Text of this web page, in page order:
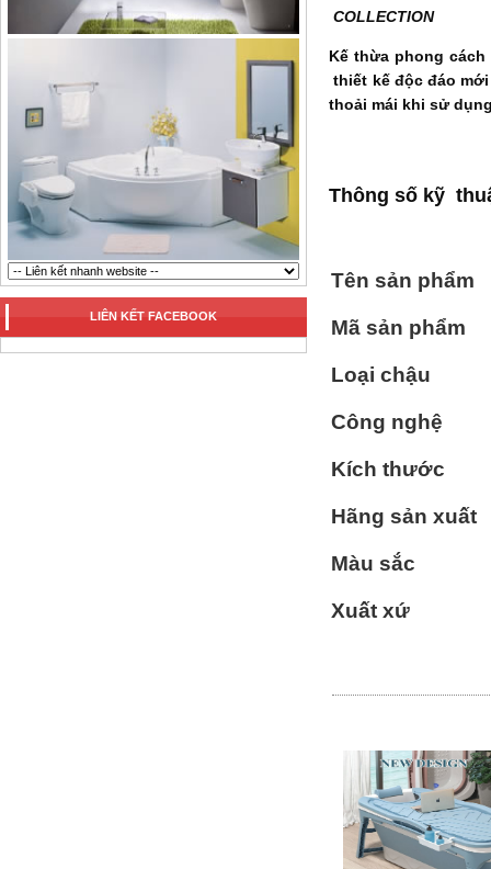
LIÊN KẾT FACEBOOK
COLLECTION
Kế thừa phong
thiết kế độc đáo
thoải mái khi sử
Thông số kỹ
Tên sản phẩm
Mã sản phẩm
Loại chậu
Công nghệ
Kích thước
Hãng sản xuất
Màu sắc
Xuất xứ